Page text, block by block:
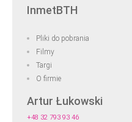
InmetBTH
Pliki do pobrania
Filmy
Targi
O firmie
Artur Łukowski
+48 32 793 93 46